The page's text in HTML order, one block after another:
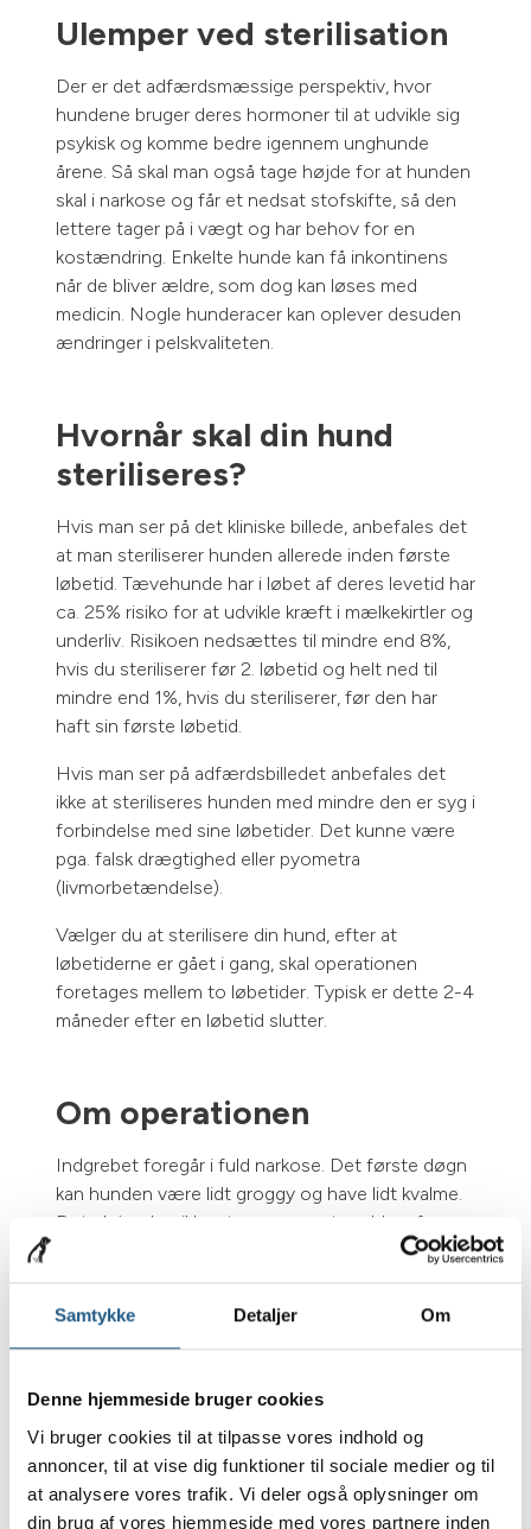
Samtykke Detaljer Om
Denne hjemmeside bruger cookies
Vi bruger cookies til at tilpasse vores indhold og
annoncer, til at vise dig funktioner til sociale medier og til
at analysere vores trafik. Vi deler også oplysninger om
din brug af vores hjemmeside med vores partnere inden
Ulemper ved sterilisation
Der er det adfærdsmæssige perspektiv, hvor
hundene bruger deres hormoner til at udvikle sig
psykisk og komme bedre igennem unghunde
årene. Så skal man også tage højde for at hunden
skal i narkose og får et nedsat stofskifte, så den
lettere tager på i vægt og har behov for en
kostændring. Enkelte hunde kan få inkontinens
når de bliver ældre, som dog kan løses med
medicin. Nogle hunderacer kan oplever desuden
ændringer i pelskvaliteten.
Hvornår skal din hund
steriliseres?
Hvis man ser på det kliniske billede, anbefales det
at man steriliserer hunden allerede inden første
løbetid. Tævehunde har i løbet af deres levetid har
ca. 25% risiko for at udvikle kræft i mælkekirtler og
underliv. Risikoen nedsættes til mindre end 8%,
hvis du steriliserer før 2. løbetid og helt ned til
mindre end 1%, hvis du steriliserer, før den har
haft sin første løbetid.
Hvis man ser på adfærdsbilledet anbefales det
ikke at steriliseres hunden med mindre den er syg i
forbindelse med sine løbetider. Det kunne være
pga. falsk drægtighed eller pyometra
(livmorbetændelse).
Vælger du at sterilisere din hund, efter at
løbetiderne er gået i gang, skal operationen
foretages mellem to løbetider. Typisk er dette 2-4
måneder efter en løbetid slutter.
Om operationen
Indgrebet foregår i fuld narkose. Det første døgn
kan hunden være lidt groggy og have lidt kvalme.
Det plejer dog ikke at være noget problem for en
sund og rask hund. Ved operationen anvendes de
bedste bedøvelsesmidler, og hunden bliver
smertedækket. Det tager et lille døgns tid, inden
Eftervirkninger
Efter sterilisationen vil hundens stofskifte
nedsættes, så den har lettere ved at tage på. Du